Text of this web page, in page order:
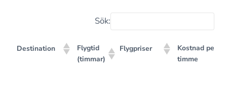
Sök:
Destination
Flygtid
(timmar)
Flygpriser
Kostnad per
timme